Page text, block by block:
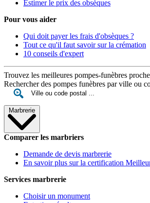
Estimer le prix des obsèques
Pour vous aider
Qui doit payer les frais d'obsèques ?
Tout ce qu'il faut savoir sur la crémation
10 conseils d'expert
Trouvez les meilleures pompes-funèbres
Rechercher des pompes funèbres par ville ou
Marbrerie
Comparer les marbriers
Demande de devis marbrerie
En savoir plus sur la certification
Services marbrerie
Choisir un monument